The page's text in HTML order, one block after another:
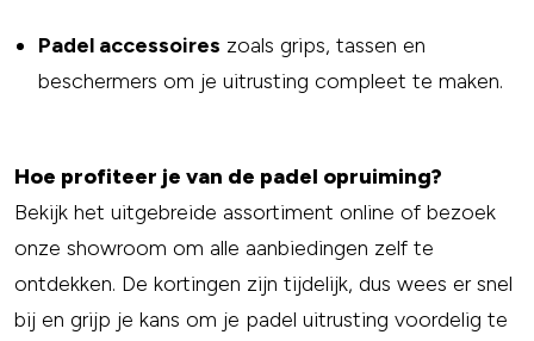
Padel accessoires zoals grips, tassen en
beschermers om je uitrusting compleet te maken.
Hoe profiteer je van de padel opruiming?
Bekijk het uitgebreide assortiment online of bezoek
onze showroom om alle aanbiedingen zelf te
ontdekken. De kortingen zijn tijdelijk, dus wees er snel
bij en grijp je kans om je padel uitrusting voordelig te